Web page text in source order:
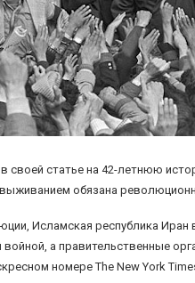
в своей статье на 42-летнюю
обязана
Исламская республика
а правительственные
номере The New York